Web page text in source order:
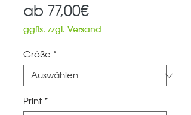
ab 77,00€Sale-
Preis
ggfls. zzgl. Versand
Größe *
Print *